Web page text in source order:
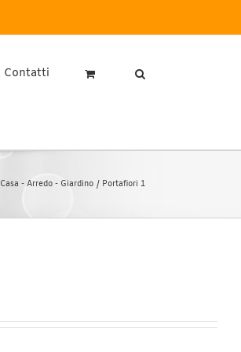
Contatti
Casa - Arredo - Giardino Portafiori 1